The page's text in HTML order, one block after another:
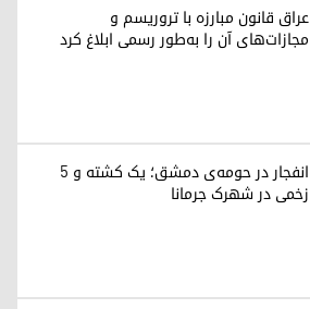
عراق قانون مبارزه با تروریسم و
مجازات‌های آن را به‌طور رسمی ابلاغ کرد
انفجار در حومه‌ی دمشق؛ یک کشته و ۵
زخمی در شهرک جرمانا